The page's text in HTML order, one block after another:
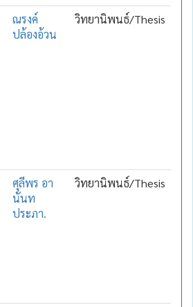
ณรงค์
ปล้องอ้วน
วิทยานิพนธ์/Thesis
ศุลีพร อา
นันท
ประภา.
วิทยานิพนธ์/Thesis